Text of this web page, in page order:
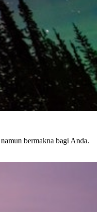
bermakna bagi Anda.